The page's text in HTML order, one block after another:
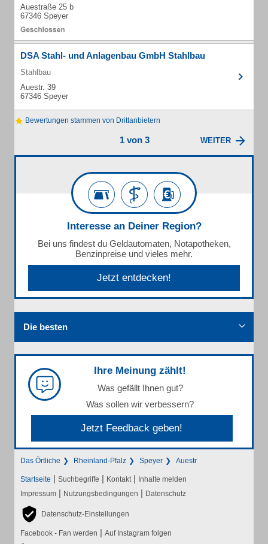
Auestraße 25 b
67346 Speyer
DSA Stahl- und Anlagenbau GmbH Stahlbau
Stahlbau
Auestr. 39
67346 Speyer
Bewertungen stammen von Drittanbietern
1 von 3 WEITER
Interesse an Deiner Region?
Bei uns findest du Geldautomaten, Notapotheken,
Benzinpreise und vieles mehr.
Jetzt entdecken!
Die besten
Ihre Meinung zählt!
Was gefällt Ihnen gut?
Was sollen wir verbessern?
Jetzt Feedback geben!
Das Örtliche Rheinland-Pfalz Speyer Auestr
Startseite | Suchbegriffe | Kontakt | Inhalte melden
Impressum | Nutzungsbedingungen | Datenschutz
Datenschutz-Einstellungen
Facebook - Fan werden | Auf Instagram folgen